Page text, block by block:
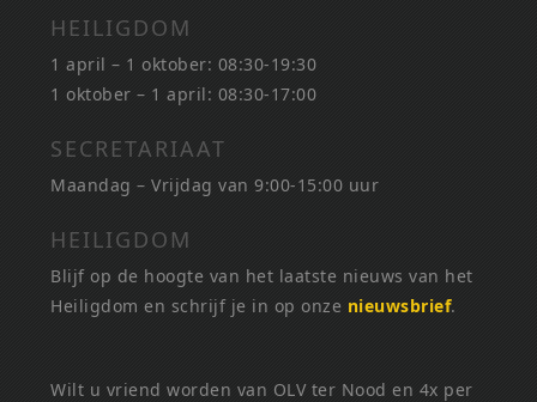
HEILIGDOM
1 april – 1 oktober: 08:30-19:30
1 oktober – 1 april: 08:30-17:00
SECRETARIAAT
Maandag – Vrijdag van 9:00-15:00 uur
HEILIGDOM
Blijf op de hoogte van het laatste nieuws van het
Heiligdom en schrijf je in op onze nieuwsbrief.
Wilt u vriend worden van OLV ter Nood en 4x per